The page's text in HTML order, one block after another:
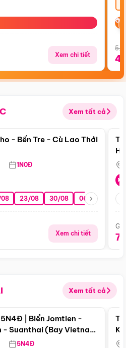
Xem chi tiết
Xem tất cả
Điểm nổi bật
- Bến Tre - Cù Lao Thới
1N0Đ
23/08 30/08 06/09 13/09
Xem chi tiết
Xem tất cả
Điểm nổi bật
| Biển Jomtien -
- Suanthai (Bay Vietnam
5N4Đ